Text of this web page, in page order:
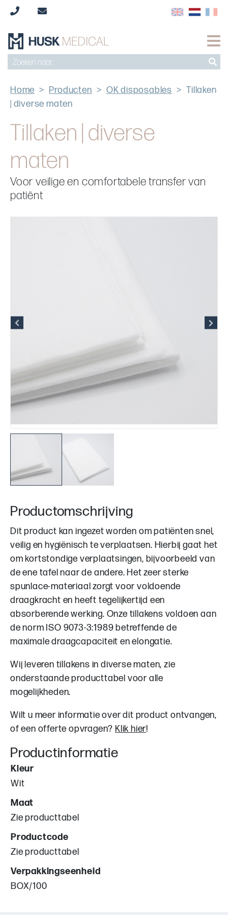
Home > Producten > OK disposables > Tillaken
| diverse maten
Tillaken | diverse
maten
Voor veilige en comfortabele transfer van
patiënt
Productomschrijving
Dit product kan ingezet worden om patiënten snel,
veilig en hygiënisch te verplaatsen. Hierbij gaat het
om kortstondige verplaatsingen, bijvoorbeeld van
de ene tafel naar de andere. Het zeer sterke
spunlace-materiaal zorgt voor voldoende
draagkracht en heeft tegelijkertijd een
absorberende werking. Onze tillakens voldoen aan
de norm ISO 9073-3:1989 betreffende de
maximale draagcapaciteit en elongatie.
Wij leveren tillakens in diverse maten, zie
onderstaande producttabel voor alle
mogelijkheden.
Wilt u meer informatie over dit product ontvangen,
of een offerte opvragen? Klik hier!
Productinformatie
Kleur
Wit
Maat
Zie producttabel
Productcode
Zie producttabel
Verpakkingseenheid
BOX/100